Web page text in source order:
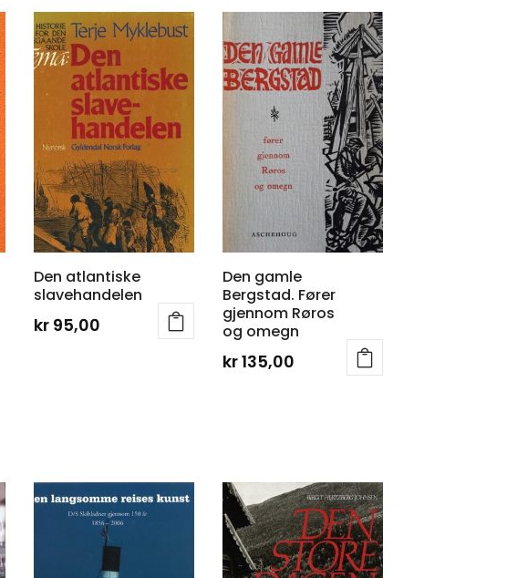
Den atlantiske
slavehandelen
kr95,00
Den gamle
Bergstad. Fører
gjennom Røros
og omegn
kr135,00